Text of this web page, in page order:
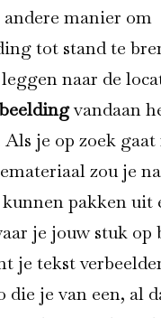
andere manier om
tot stand te
naar de
vandaan
Als je op zoek gaat
zou je
pakken uit
je jouw stuk op
je tekst
die je van een, al